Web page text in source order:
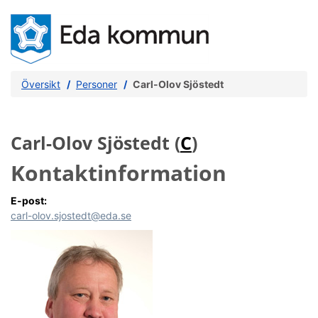
Översikt Personer Carl-Olov Sjöstedt
Carl-Olov Sjöstedt (C)
Kontaktinformation
E-post:
carl-olov.sjostedt@eda.se